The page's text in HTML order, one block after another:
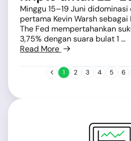
Minggu 15–19 Juni
pertama Kevin Warsh sebagai
The Fed mempertahankan
3,75% dengan suara bulat 1 ...
Read More
1 2 3 4 5 6